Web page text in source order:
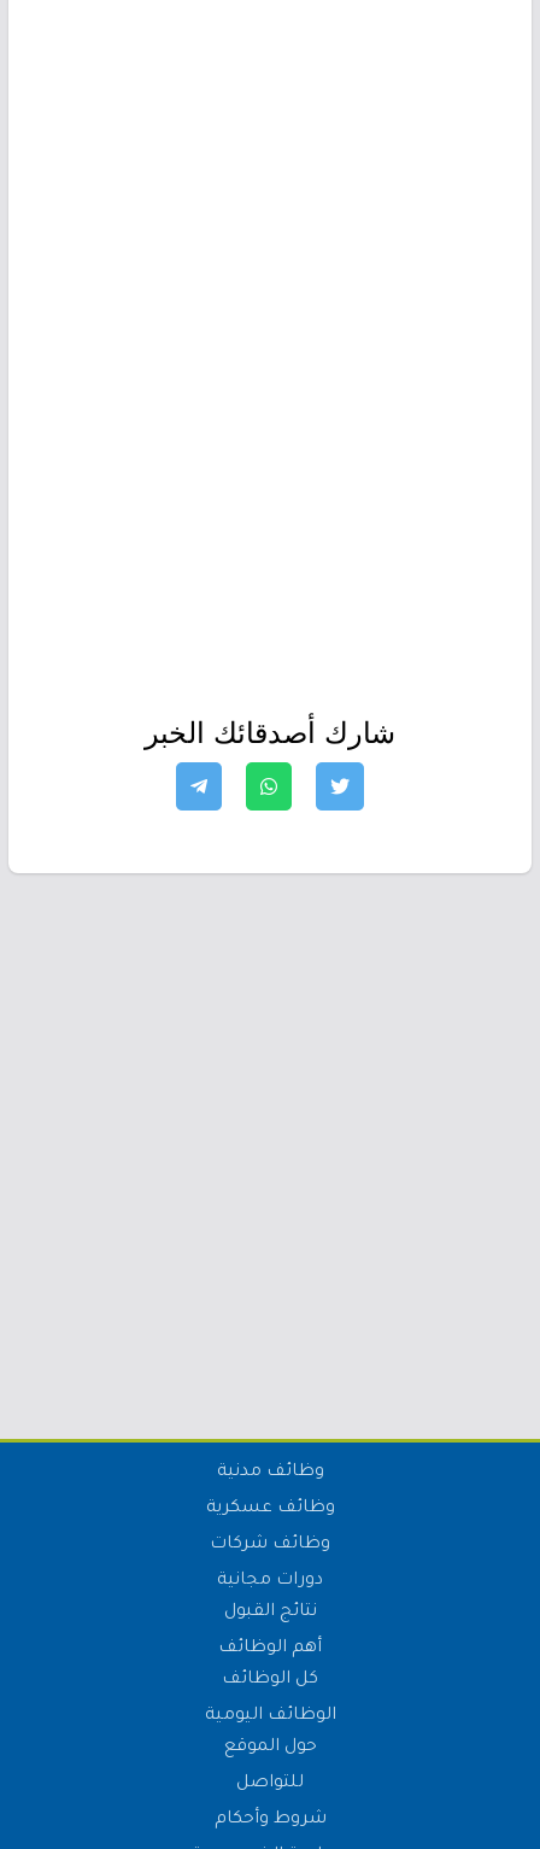
شارك أصدقائك الخبر
وظائف مدنية
وظائف عسكرية
وظائف شركات
دورات مجانية
نتائج القبول
أهم الوظائف
كل الوظائف
الوظائف اليومية
حول الموقع
للتواصل
شروط وأحكام